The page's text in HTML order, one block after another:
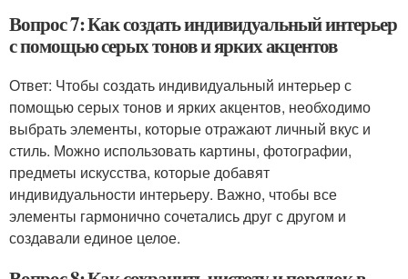
Вопрос 7: Как создать индивидуальный интерьер
с помощью серых тонов и ярких акцентов
Ответ: Чтобы создать индивидуальный интерьер с
помощью серых тонов и ярких акцентов, необходимо
выбрать элементы, которые отражают личный вкус и
стиль. Можно использовать картины, фотографии,
предметы искусства, которые добавят
индивидуальности интерьеру. Важно, чтобы все
элементы гармонично сочетались друг с другом и
создавали единое целое.